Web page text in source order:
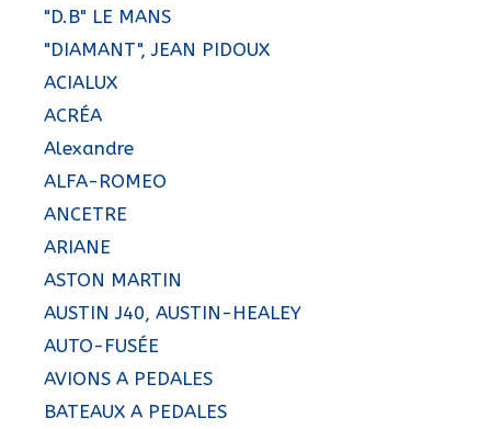
"D.B" LE MANS
"DIAMANT", JEAN PIDOUX
ACIALUX
ACRÉA
Alexandre
ALFA-ROMEO
ANCETRE
ARIANE
ASTON MARTIN
AUSTIN J40, AUSTIN-HEALEY
AUTO-FUSÉE
AVIONS A PEDALES
BATEAUX A PEDALES